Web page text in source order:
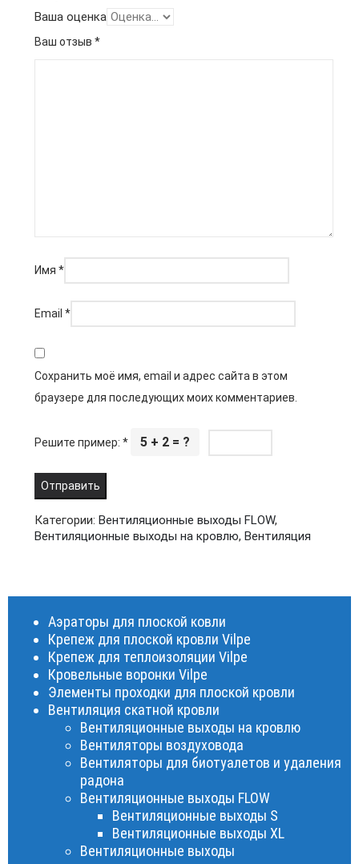
Ваша оценка
Ваш отзыв *
Имя *
Email *
Сохранить моё имя, email и адрес сайта в этом
браузере для последующих моих комментариев.
Решите пример: * 5 + 2 = ?
Категории: Вентиляционные выходы FLOW,
Вентиляционные выходы на кровлю, Вентиляция
Аэраторы для плоской ковли
Крепеж для плоской кровли Vilpe
Крепеж для теплоизоляции Vilpe
Кровельные воронки Vilpe
Элементы проходки для плоской кровли
Вентиляция скатной кровли
Вентиляционные выходы на кровлю
Вентиляторы воздуховода
Вентиляторы для биотуалетов и удаления
радона
Вентиляционные выходы FLOW
Вентиляционные выходы S
Вентиляционные выходы XL
Вентиляционные выходы